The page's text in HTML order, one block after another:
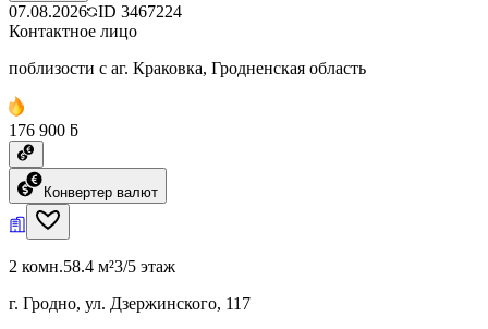
07.08.2026 ID 3467224
Контактное лицо
поблизости с аг. Краковка, Гродненская область
176 900 ƃ
Конвертер валют
2 комн.58.4 м²3/5 этаж
г. Гродно, ул. Дзержинского, 117